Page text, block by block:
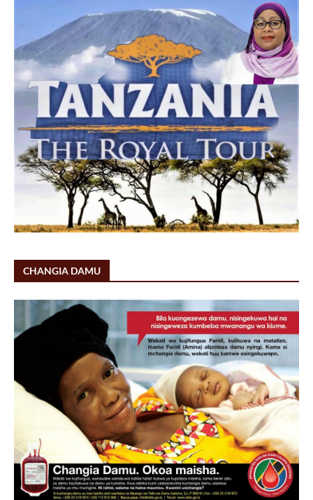
CHANGIA DAMU